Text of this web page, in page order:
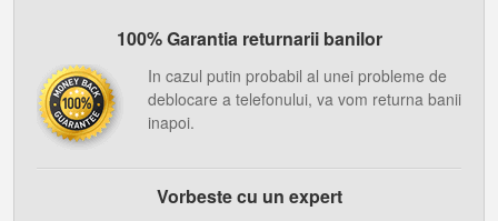
100% Garantia returnarii banilor
In cazul putin probabil al unei probleme de
deblocare a telefonului, va vom returna banii
inapoi.
Vorbeste cu un expert